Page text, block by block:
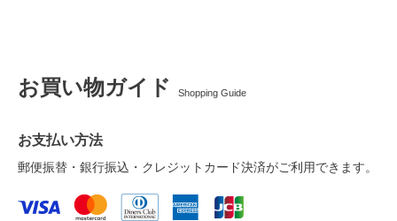
お買い物ガイド Shopping Guide
お支払い方法
郵便振替・銀行振込・クレジットカード決済がご利用できます。